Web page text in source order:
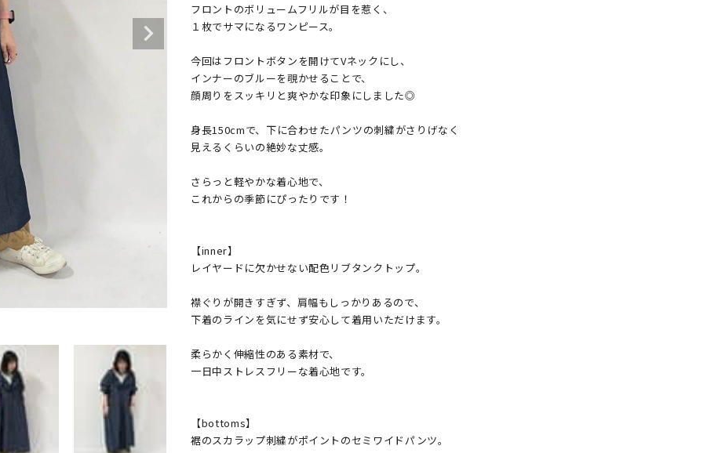
フロントのボリュームフリルが目を惹く、
１枚でサマになるワンピース。
今回はフロントボタンを開けてVネックにし、
インナーのブルーを覗かせることで、
顔周りをスッキリと爽やかな印象にしました◎
身長150cmで、下に合わせたパンツの刺繍がさりげなく
見えるくらいの絶妙な丈感。
さらっと軽やかな着心地で、
これからの季節にぴったりです！
​【inner】
レイヤードに欠かせない配色リブタンクトップ。
襟ぐりが開きすぎず、肩幅もしっかりあるので、
下着のラインを気にせず安心して着用いただけます。
柔らかく伸縮性のある素材で、
一日中ストレスフリーな着心地です。
​【bottoms】
裾のスカラップ刺繍がポイントのセミワイドパンツ。